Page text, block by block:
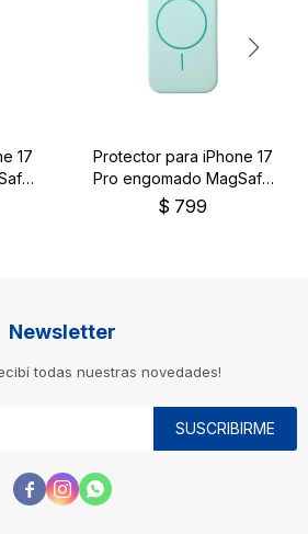
17
Protector para iPhone 17
Pro engomado MagSafe
color verde
$ 799
Newsletter
todas nuestras novedades!
SUSCRIBIRME
  